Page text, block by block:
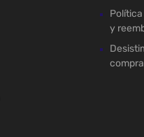
y
compra